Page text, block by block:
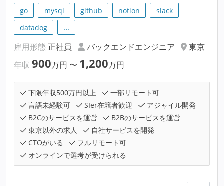
go mysql github notion
slack
datadog
…
雇用形態 正社員 バックエンドエンジニア
東京
年収 900万円 〜 1,200万円
下限年収500万円以上
一部リモート可
言語未経験可
SIer在籍者歓迎
アジャイル開発
B2Cのサービスを運営
B2Bのサービスを運営
東京以外の求人
自社サービスを開発
CTOがいる
フルリモート可
オンラインで選考が受けられる